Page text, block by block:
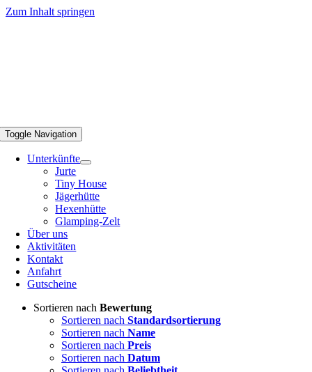
Zum Inhalt springen
Toggle Navigation
Unterkünfte
Jurte
Tiny House
Jägerhütte
Hexenhütte
Glamping-Zelt
Über uns
Aktivitäten
Kontakt
Anfahrt
Gutscheine
Sortieren nach Bewertung
Sortieren nach Standardsortierung
Sortieren nach Name
Sortieren nach Preis
Sortieren nach Datum